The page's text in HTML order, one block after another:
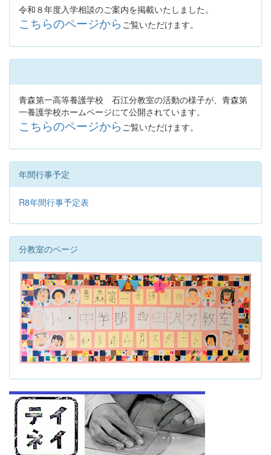
令和８年度入学相談のご案内を掲載いたしました。
こちらのページから ご覧いただけます。
青森第一高等養護学校 石江分教室の活動の様子が、青森第
一養護学校ホームページにて公開されています。
こちらのページから ご覧いただけます。
年間行事予定
R8年間行事予定表
分教室のページ